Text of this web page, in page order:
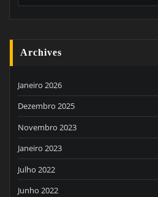
Archives
Janeiro 2026
Dezembro 2025
Novembro 2023
Janeiro 2023
Julho 2022
Junho 2022